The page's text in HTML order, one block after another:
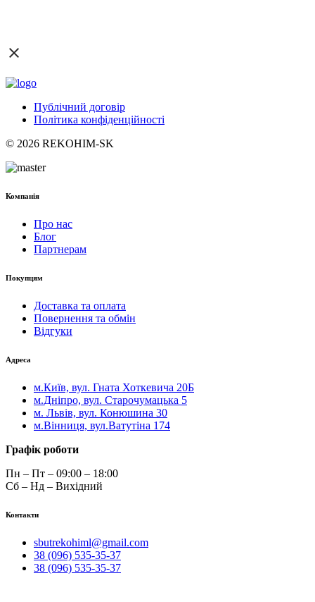
Публічний договір
Політика конфіденційності
© 2026 REKOHIM-SK
Компанія
Про нас
Блог
Партнерам
Покупцям
Доставка та оплата
Повернення та обмін
Відгуки
Адреса
м.Київ, вул. Гната Хоткевича 20Б
м.Дніпро, вул. Старочумацька 5
м. Львів, вул. Конюшина 30
м.Вінниця, вул.Ватутіна 174
Графік роботи
Пн – Пт – 09:00 – 18:00
Сб – Нд – Вихідний
Контакти
sbutrekohiml@gmail.com
38 (096) 535-35-37
38 (096) 535-35-37